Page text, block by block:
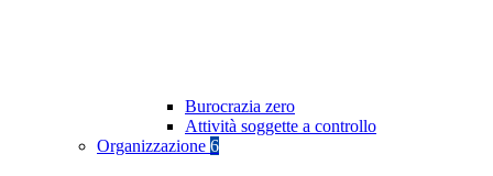
Burocrazia zero
Attività soggette a controllo
Organizzazione 6